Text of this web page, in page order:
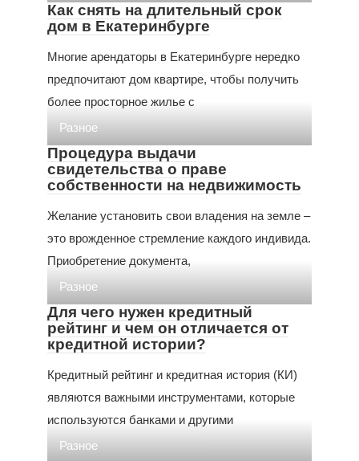
Как снять на длительный срок
дом в Екатеринбурге
Многие арендаторы в Екатеринбурге нередко
предпочитают дом квартире, чтобы получить
более просторное жилье с
Разное
Процедура выдачи
свидетельства о праве
собственности на недвижимость
Желание установить свои владения на земле –
это врожденное стремление каждого индивида.
Приобретение документа,
Разное
Для чего нужен кредитный
рейтинг и чем он отличается от
кредитной истории?
Кредитный рейтинг и кредитная история (КИ)
являются важными инструментами, которые
используются банками и другими
Разное